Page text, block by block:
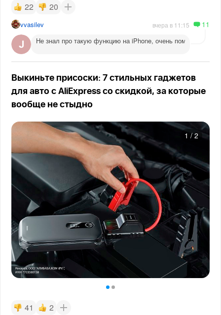
22 20
vvasilev вчера в 11:15 11
Не знал про такую функцию на iPhone, очень помогает
Выкиньте присоски: 7 стильных гаджетов
для авто с AliExpress со скидкой, за которые
вообще не стыдно
1 / 2
41 2